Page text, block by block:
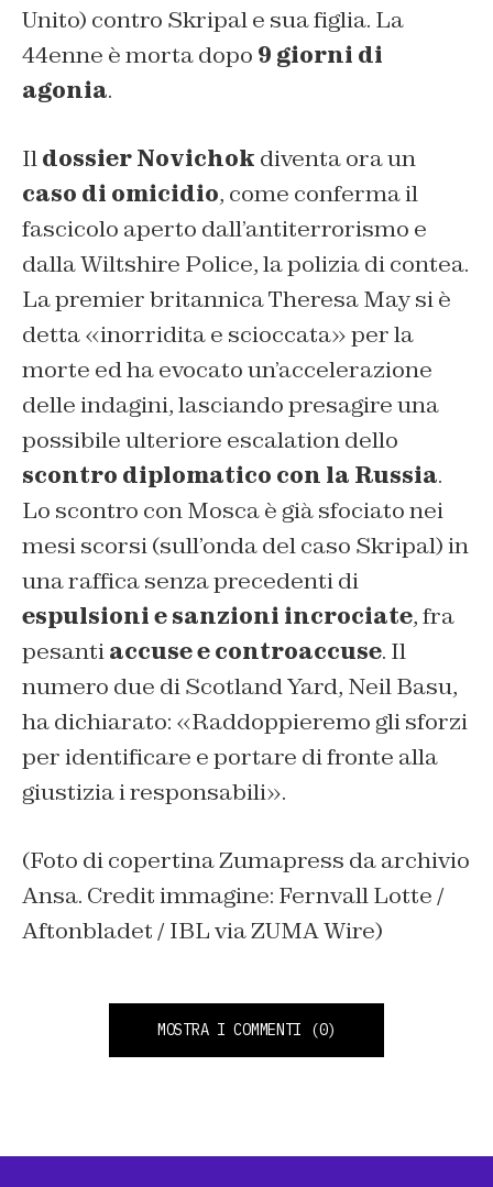
Unito) contro Skripal e sua figlia. La
44enne è morta dopo 9 giorni di
agonia.
Ildossier Novichok diventa ora un
caso di omicidio, come conferma il
fascicolo aperto dall’antiterrorismo e
dalla Wiltshire Police, la polizia di contea.
La premier britannica Theresa May si è
detta «inorridita e scioccata» per la
morte ed ha evocato un’accelerazione
delle indagini, lasciando presagire una
possibile ulteriore escalation dello
scontro diplomatico con la Russia.
Lo scontro con Mosca è già sfociato nei
mesi scorsi (sull’onda del caso Skripal) in
una raffica senza precedenti di
espulsioni e sanzioni incrociate, fra
pesantiaccuse e controaccuse. Il
numero due di Scotland Yard, Neil Basu,
ha dichiarato: «Raddoppieremo gli sforzi
per identificare e portare di fronte alla
giustizia i responsabili».
(Foto di copertina Zumapress da archivio
Ansa. Credit immagine: Fernvall Lotte /
Aftonbladet / IBL via ZUMA Wire)
MOSTRA I COMMENTI (0)